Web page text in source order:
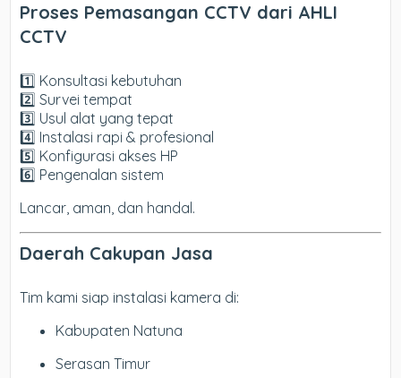
Proses Pemasangan CCTV dari AHLI
CCTV
1️⃣ Konsultasi kebutuhan
2️⃣ Survei tempat
3️⃣ Usul alat yang tepat
4️⃣ Instalasi rapi & profesional
5️⃣ Konfigurasi akses HP
6️⃣ Pengenalan sistem
Lancar, aman, dan handal.
Daerah Cakupan Jasa
Tim kami siap instalasi kamera di:
Kabupaten Natuna
Serasan Timur